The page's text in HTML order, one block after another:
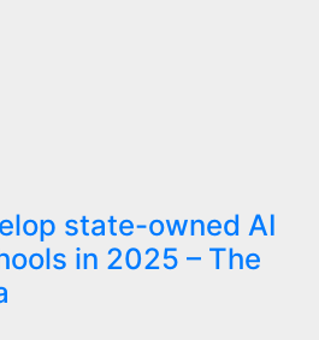
state-owned AI
in 2025 – The